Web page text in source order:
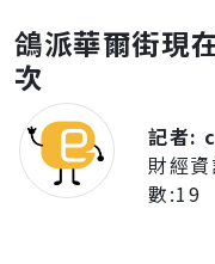
鴿派華爾街現
次
記者:
財經資
數:19